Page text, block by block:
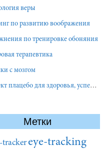
веры
по развитию воображения
по тренировке обоняния
терапевтика
с мозгом
для здоровья, успеха и отношений
Метки
tracker eye-tracking